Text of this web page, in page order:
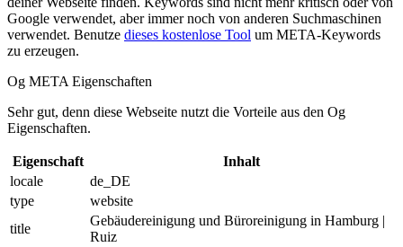
Google verwendet, aber immer noch von anderen Suchmaschinen
verwendet. Benutze dieses kostenlose Tool um META-Keywords
zu erzeugen.
Og META Eigenschaften
Sehr gut, denn diese Webseite nutzt die Vorteile aus den Og
Eigenschaften.
Eigenschaft
Inhalt
locale
de_DE
type
website
title
Gebäudereinigung und Büroreinigung in Hamburg |
Ruiz